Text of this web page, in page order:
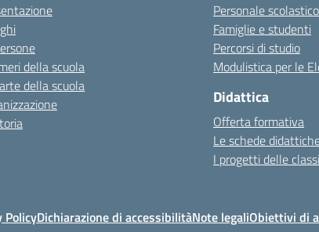
della scuola
della scuola
Personale scolastico
Famiglie e studenti
Percorsi di studio
Modulistica per le
Didattica
Offerta formativa
Le schede
I progetti delle classi
PolicyDichiarazione di accessibilitàNote legaliObiettivi di